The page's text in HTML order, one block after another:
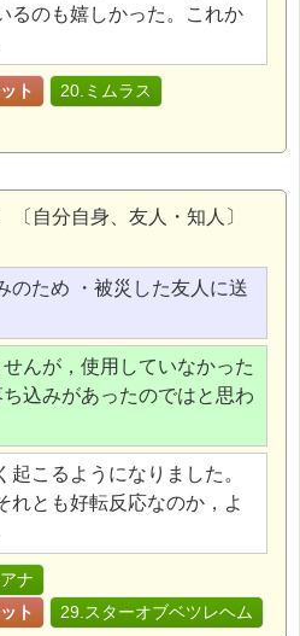
るのも嬉しかった。これか
ト
20.ミムラス
自分自身、友人・知人〕
のため ・被災した友人に送
んが，使用していなかった
込みがあったのではと思わ
こるようになりました。
れとも好転反応なのか，よ
ナ
ト
29.スターオブベツレヘム